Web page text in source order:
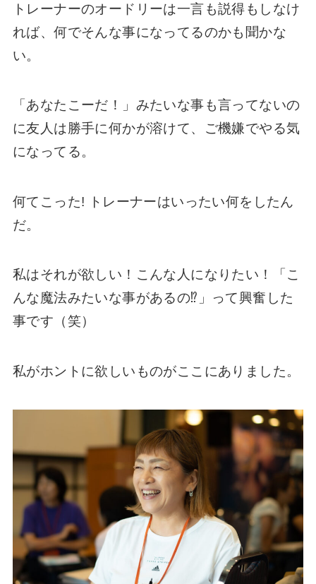
トレーナーのオードリーは一言も説得もしなけ
れば、何でそんな事になってるのかも聞かな
い。
「あなたこーだ！」みたいな事も言ってないの
に友人は勝手に何かが溶けて、ご機嫌でやる気
になってる。
何てこった! トレーナーはいったい何をしたん
だ。
私はそれが欲しい！こんな人になりたい！「こ
んな魔法みたいな事があるの⁉️」って興奮した
事です（笑）
私がホントに欲しいものがここにありました。